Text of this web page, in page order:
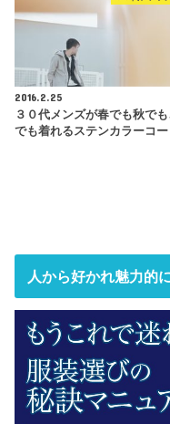
2016.2.25
３０代メンズが春でも秋で
でも着れるステンカラーコー
人から好かれ魅力的